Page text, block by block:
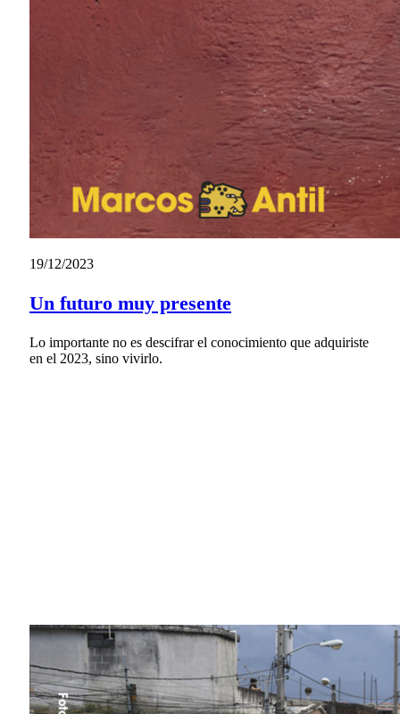
19/12/2023
Un futuro muy presente
Lo importante no es descifrar el conocimiento que adquiriste
en el 2023, sino vivirlo.